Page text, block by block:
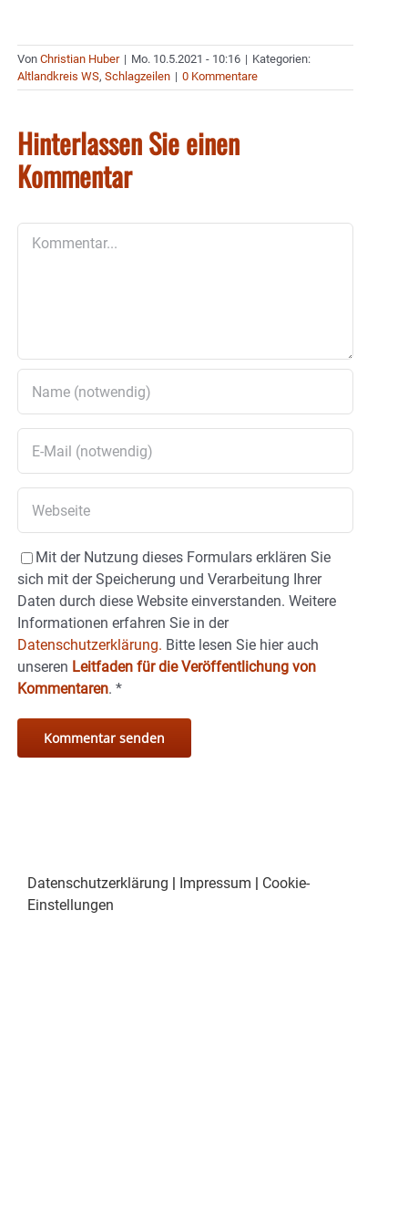
Von Christian Huber | Mo. 10.5.2021 - 10:16 | Kategorien:
Altlandkreis WS, Schlagzeilen | 0 Kommentare
Hinterlassen Sie einen
Kommentar
Mit der Nutzung dieses Formulars erklären Sie
sich mit der Speicherung und Verarbeitung Ihrer
Daten durch diese Website einverstanden. Weitere
Informationen erfahren Sie in der
Datenschutzerklärung. Bitte lesen Sie hier auch
unseren Leitfaden für die Veröffentlichung von
Kommentaren. *
Datenschutzerklärung Impressum
Cookie-
Einstellungen